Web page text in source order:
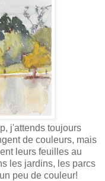
j'attends toujours
de couleurs, mais
leurs feuilles au
les jardins, les parcs
peu de couleur!